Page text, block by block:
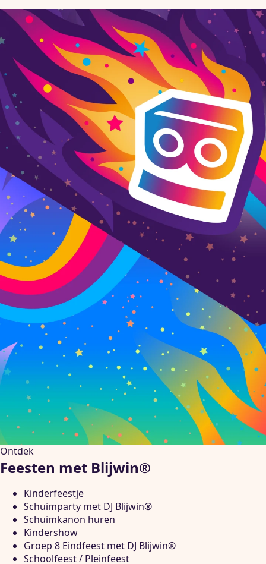
Ontdek
Feesten met Blijwin®
Kinderfeestje
Schuimparty met DJ Blijwin®
Schuimkanon huren
Kindershow
Groep 8 Eindfeest met DJ Blijwin®
Schoolfeest / Pleinfeest